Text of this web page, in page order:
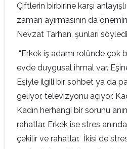
Çiftlerin birbirine karşı
zaman ayırmasının da
Nevzat Tarhan, şunları
“Erkek iş adamı rolünde çok
evde duygusal ihmal var.
Eşiyle ilgili bir sohbet ya da
geliyor, televizyonu açıyor.
Kadın herhangi bir sorunu
rahatlar. Erkek ise stres anında
çekilir ve rahatlar. İkisi de